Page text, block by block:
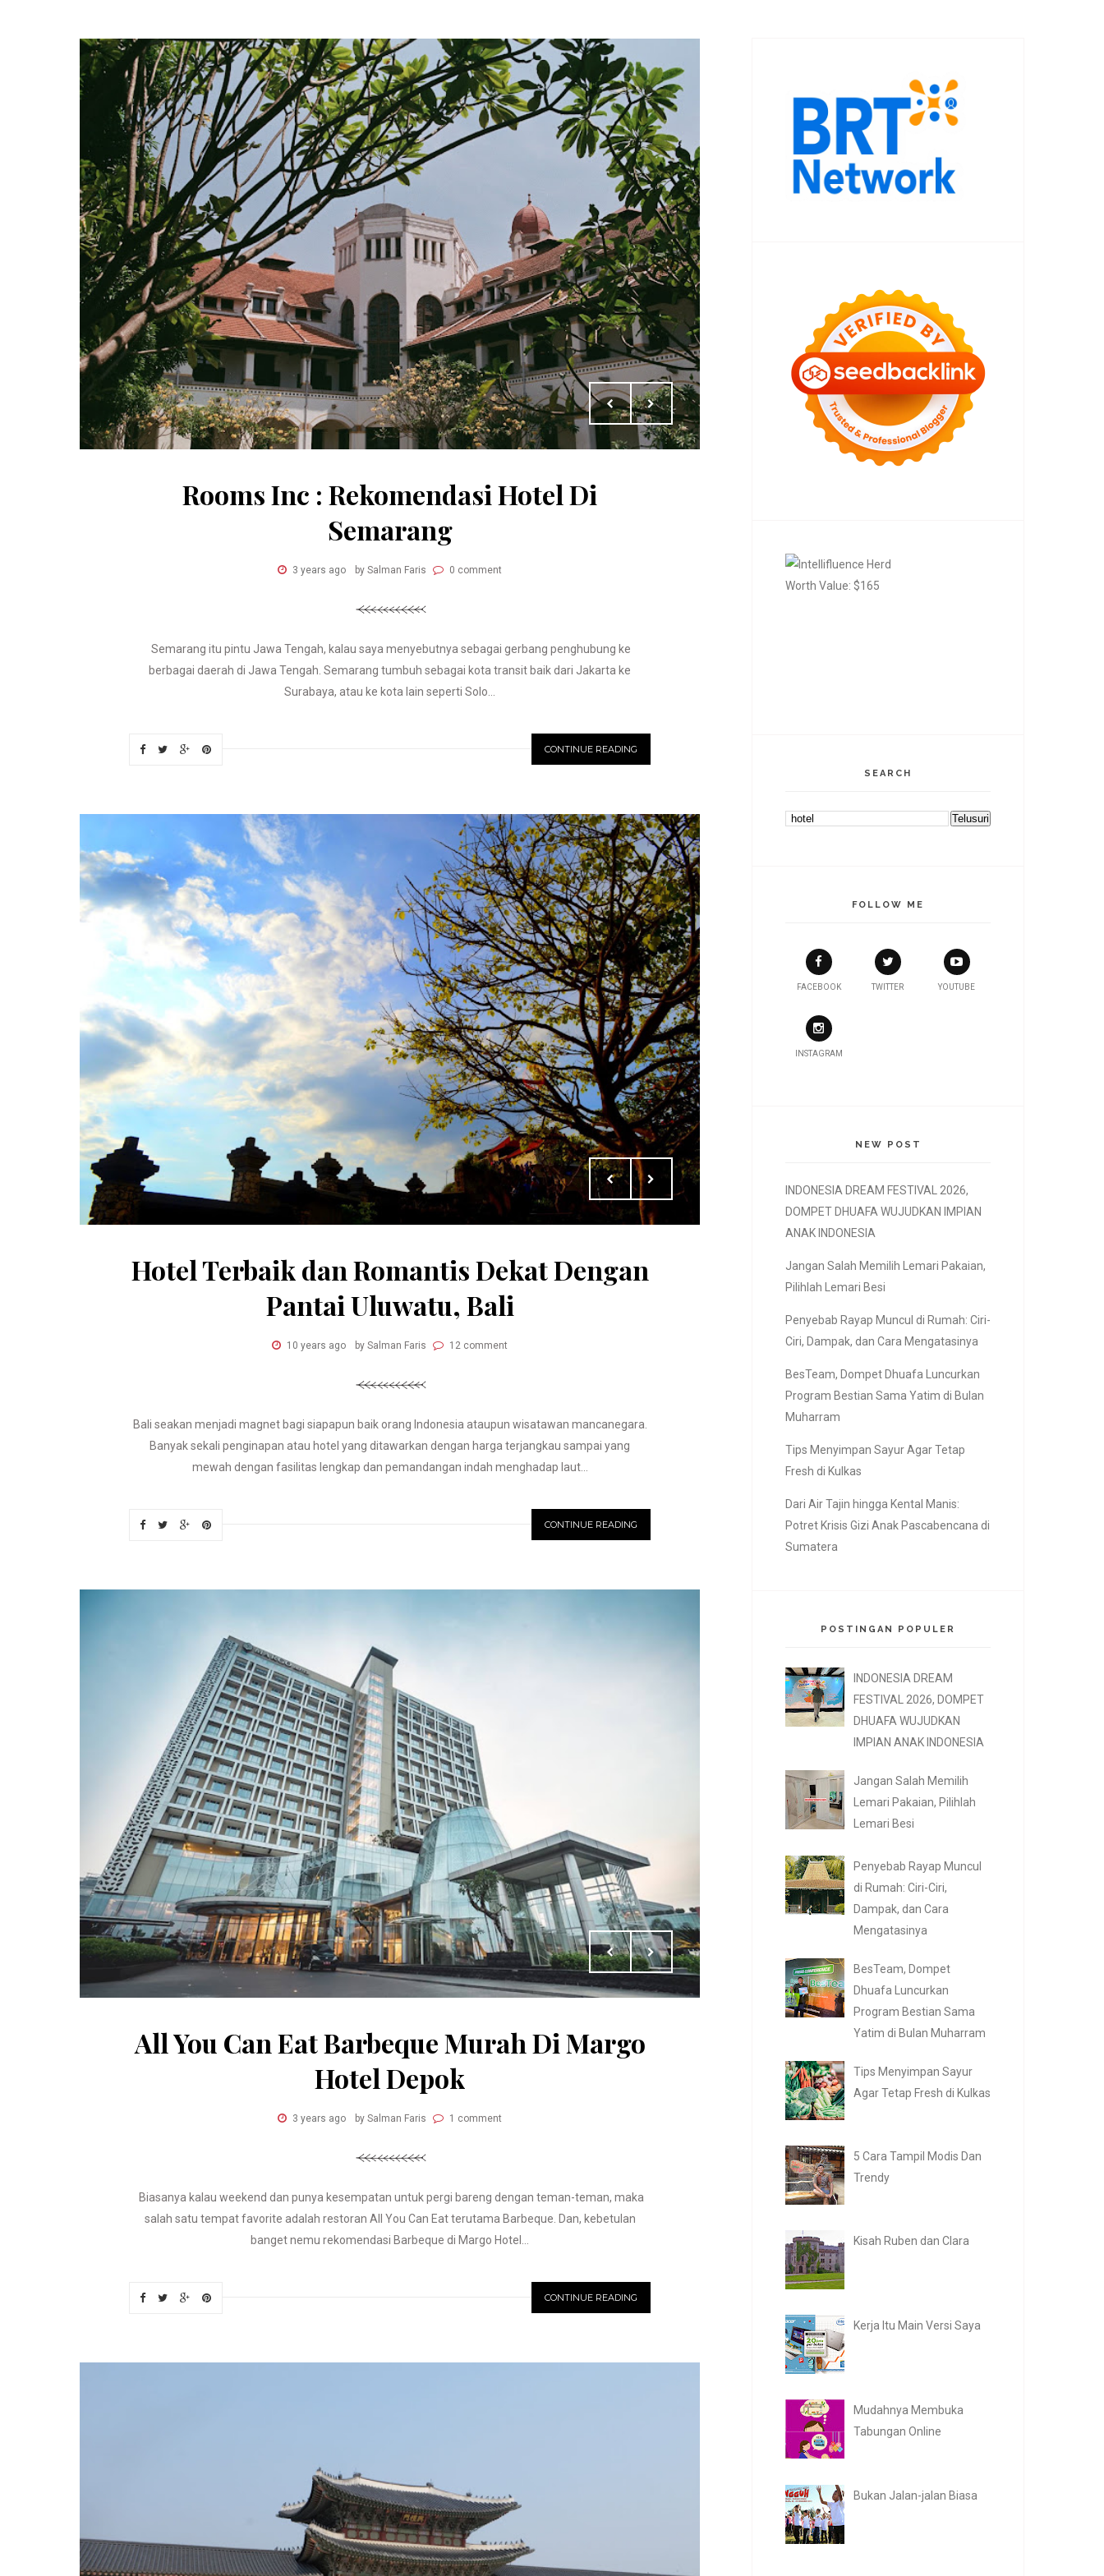
Rooms Inc : Rekomendasi Hotel Di
Semarang
3 years ago by Salman Faris 0 comment
Semarang itu pintu Jawa Tengah, kalau saya menyebutnya sebagai gerbang penghubung ke
berbagai daerah di Jawa Tengah. Semarang tumbuh sebagai kota transit baik dari Jakarta ke
Surabaya, atau ke kota lain seperti Solo...
CONTINUE READING
Hotel Terbaik dan Romantis Dekat Dengan
Pantai Uluwatu, Bali
10 years ago by Salman Faris 12 comment
Bali seakan menjadi magnet bagi siapapun baik orang Indonesia ataupun wisatawan mancanegara.
Banyak sekali penginapan atau hotel yang ditawarkan dengan harga terjangkau sampai yang
mewah dengan fasilitas lengkap dan pemandangan indah menghadap laut...
CONTINUE READING
All You Can Eat Barbeque Murah Di Margo
Hotel Depok
3 years ago by Salman Faris 1 comment
Biasanya kalau weekend dan punya kesempatan untuk pergi bareng dengan teman-teman, maka
salah satu tempat favorite adalah restoran All You Can Eat terutama Barbeque. Dan, kebetulan
banget nemu rekomendasi Barbeque di Margo Hotel...
CONTINUE READING
SEARCH
FOLLOW ME
FACEBOOK TWITTER YOUTUBE
INSTAGRAM
NEW POST
INDONESIA DREAM FESTIVAL 2026,
DOMPET DHUAFA WUJUDKAN IMPIAN
ANAK INDONESIA
Jangan Salah Memilih Lemari Pakaian,
Pilihlah Lemari Besi
Penyebab Rayap Muncul di Rumah: Ciri-
Ciri, Dampak, dan Cara Mengatasinya
BesTeam, Dompet Dhuafa Luncurkan
Program Bestian Sama Yatim di Bulan
Muharram
Tips Menyimpan Sayur Agar Tetap
Fresh di Kulkas
Dari Air Tajin hingga Kental Manis:
Potret Krisis Gizi Anak Pascabencana di
Sumatera
POSTINGAN POPULER
INDONESIA DREAM
FESTIVAL 2026, DOMPET
DHUAFA WUJUDKAN
IMPIAN ANAK INDONESIA
Jangan Salah Memilih
Lemari Pakaian, Pilihlah
Lemari Besi
Penyebab Rayap Muncul
di Rumah: Ciri-Ciri,
Dampak, dan Cara
Mengatasinya
BesTeam, Dompet
Dhuafa Luncurkan
Program Bestian Sama
Yatim di Bulan Muharram
Tips Menyimpan Sayur
Agar Tetap Fresh di Kulkas
5 Cara Tampil Modis Dan
Trendy
Kisah Ruben dan Clara
Kerja Itu Main Versi Saya
Mudahnya Membuka
Tabungan Online
Bukan Jalan-jalan Biasa